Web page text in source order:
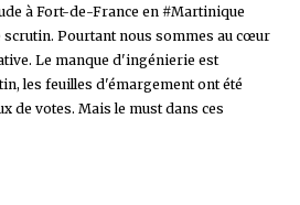
à Fort-de-France en #Martinique
scrutin. Pourtant nous sommes au cœur
Le manque d'ingénierie est
les feuilles d'émargement ont été
de votes. Mais le must dans ces